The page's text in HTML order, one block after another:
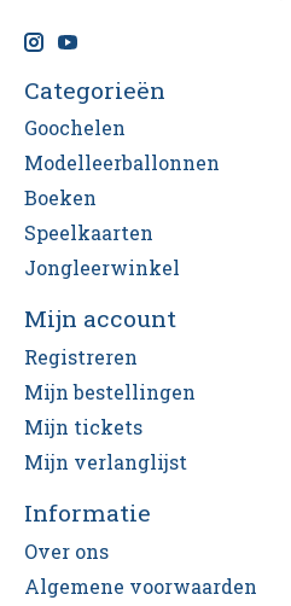
Categorieën
Goochelen
Modelleerballonnen
Boeken
Speelkaarten
Jongleerwinkel
Mijn account
Registreren
Mijn bestellingen
Mijn tickets
Mijn verlanglijst
Informatie
Over ons
Algemene voorwaarden